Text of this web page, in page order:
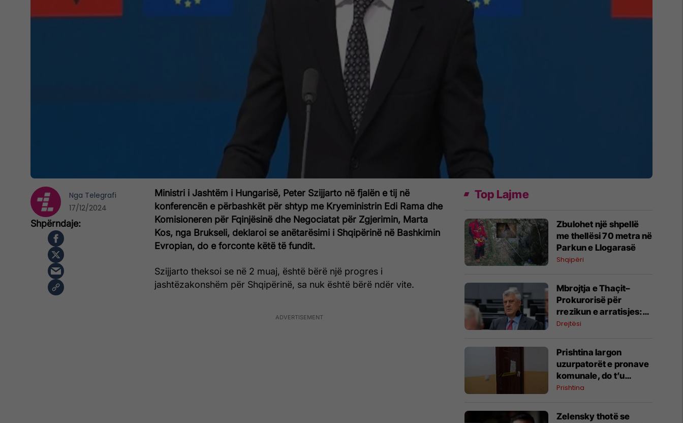
Ministri i Jashtëm i Hungarisë, Peter Szijjarto në fjalën e tij në
konferencën e përbashkët për shtyp me Kryeministrin Edi Rama dhe
Komisioneren për Fqinjësinë dhe Negociatat për Zgjerimin, Marta
Kos, nga Brukseli, deklaroi se anëtarësimi i Shqipërinë në Bashkimin
Evropian, do e forconte këtë të fundit.
Szijjarto theksoi se në 2 muaj, është bërë një progres i
jashtëzakonshëm për Shqipërinë, sa nuk është bërë ndër vite.
Nga Telegrafi
17/12/2024
Top Lajme
Zbulohet një shpellë
me thellësi 70 metra në
Parkun e Llogarasë
Shqipëri
​Mbrojtja e Thaçit–
Prokurorisë për
rrezikun e arratisjes:
Garantues vëllai i tij
Drejtësi
Prishtina largon
uzurpatorët e pronave
komunale, do t’u
ndahen familjeve në
Prishtina
Zelensky thotë se